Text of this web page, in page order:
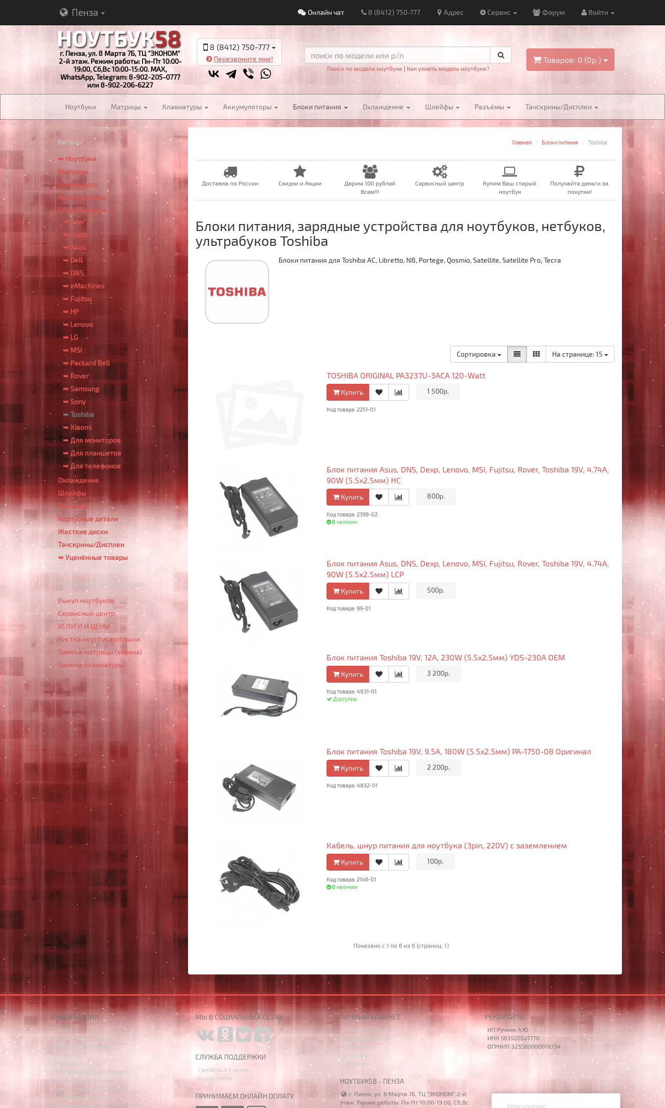
Пенза Онлайн чат 8 (8412) 750-777 Адрес Сервис Форум Войти
г. Пенза, ул. 8 Марта 7Б, ТЦ "ЭКОНОМ"
2-й этаж. Режим работы: Пн-Пт 10:00-
19:00, Сб,Вс 10:00-15:00. MAX,
WhatsApp, Telegram: 8-902-205-0777
или 8-902-206-6227
8 (8412) 750-777
Перезвоните мне!
Поиск по модели ноутбука | Как узнать модель ноутбука?
Товаров: 0 (0р.)
Ноутбуки Матрицы Клавиатуры Аккумуляторы Блоки питания Охлаждение Шлейфы Разъёмы Тачскрины/Дисплеи
Каталог
➥ Ноутбуки
Матрицы
Клавиатуры
Аккумуляторы
Блоки питания
➥ Acer
➥ Apple
➥ Asus
➥ Dell
➥ DNS
➥ eMachines
➥ Fujitsu
➥ HP
➥ Lenovo
➥ LG
➥ MSI
➥ Packard Bell
➥ Rover
➥ Samsung
➥ Sony
➥ Toshiba
➥ Xiaomi
➥ Для мониторов
➥ Для планшетов
➥ Для телефонов
Охлаждение
Шлейфы
Разъёмы
Корпусные детали
Жесткие диски
Тачскрины/Дисплеи
➥ Уценённые товары
Ремонт ноутбуков в Пензе
Выкуп ноутбуков
Сервисный центр
УСЛУГИ И ЦЕНЫ
Чистка ноутбука от пыли
Замена матрицы (экрана)
Замена клавиатуры
Главная Блоки питания Toshiba
Доставка по России Скидки и Акции
Дарим 100 рублей
Всем!!!
Сервисный центр
Купим Ваш старый
ноутбук
Получайте деньги за
покупки!
Блоки питания, зарядные устройства для ноутбуков, нетбуков,
ультрабуков Toshiba
Блоки питания для Toshiba AC, Libretto, NB, Portege, Qosmio, Satellite, Satellite Pro, Tecra
Сортировка На странице:15
TOSHIBA ORIGINAL PA3237U-3ACA 120-Watt
Купить 1 500р.
Код товара: 2251-01
Блок питания Asus, DNS, Dexp, Lenovo, MSI, Fujitsu, Rover, Toshiba 19V, 4.74A,
90W (5.5x2.5мм) HC
Купить 800р.
Код товара: 2399-02
В наличии
Блок питания Asus, DNS, Dexp, Lenovo, MSI, Fujitsu, Rover, Toshiba 19V, 4.74A,
90W (5.5x2.5мм) LCP
Купить 500р.
Код товара: 99-01
Блок питания Toshiba 19V, 12A, 230W (5.5x2.5мм) YDS-230A OEM
Купить 3 200р.
Код товара: 4831-01
Доступно
Блок питания Toshiba 19V, 9.5A, 180W (5.5x2.5мм) PA-1750-08 Оригинал
Купить 2 200р.
Код товара: 4832-01
Кабель, шнур питания для ноутбука (3pin, 220V) с заземлением
Купить 100р.
Код товара: 2146-01
В наличии
Показано с 1 по 6 из 6 (страниц: 1)
ИНФОРМАЦИЯ
О Нас
Оплата и доставка
Бонусная программа
Оптовики
Партнёры
Информация о доставке
Услуги и цены в Пензе
Ремонт ноутбуков в Пензе
Скупка ноутбуков
Сервисный центр "НОУТБУК58"
МЫ В СОЦИАЛЬНЫХ СЕТЯХ
СЛУЖБА ПОДДЕРЖКИ
Связаться с нами
Карта сайта
ПРИНИМАЕМ ОНЛАЙН ОПЛАТУ
ЛИЧНЫЙ КАБИНЕТ
Личный Кабинет
История заказов
Гарантия
Закладки
Рассылка
НОУТБУК58 - ПЕНЗА
г. Пенза, ул. 8 Марта 7Б, ТЦ "ЭКОНОМ" 2-й
этаж. Режим работы: Пн-Пт 10:00-19:00, Сб,Вс
РЕКВИЗИТЫ
ИП Ручкин А.Ю.
ИНН 583520321770
ОГРНИП 325580000019734
Консультант